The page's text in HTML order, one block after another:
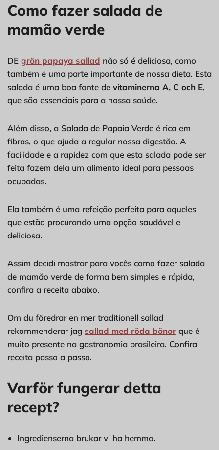
Como fazer salada de
mamão verde
DE grön papaya sallad não só é deliciosa, como
também é uma parte importante de nossa dieta. Esta
salada é uma boa fonte de vitaminerna A, C och E,
que são essenciais para a nossa saúde.
Além disso, a Salada de Papaia Verde é rica em
fibras, o que ajuda a regular nossa digestão. A
facilidade e a rapidez com que esta salada pode ser
feita fazem dela um alimento ideal para pessoas
ocupadas.
Ela também é uma refeição perfeita para aqueles
que estão procurando uma opção saudável e
deliciosa.
Assim decidi mostrar para vocês como fazer salada
de mamão verde de forma bem simples e rápida,
confira a receita abaixo.
Om du föredrar en mer traditionell sallad
rekommenderar jag sallad med röda bönor que é
muito presente na gastronomia brasileira. Confira
receita passo a passo.
Varför fungerar detta
recept?
Ingredienserna brukar vi ha hemma.